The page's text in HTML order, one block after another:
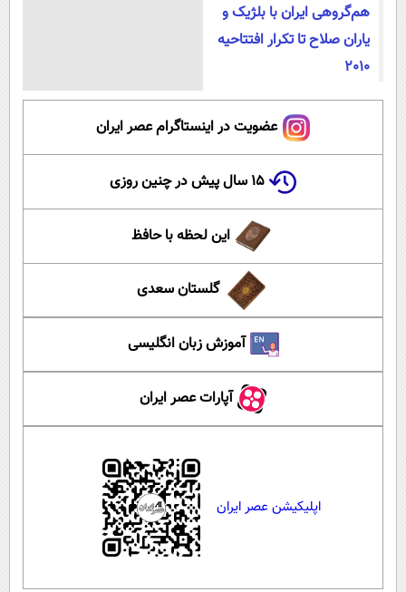
هم‌گروهی ایران با بلژیک و
یاران صلاح تا تکرار افتتاحیه
2010
عضویت در اینستاگرام عصر ایران
۱۵ سال پیش در چنین روزی
این لحظه با حافظ
گلستان سعدی
آموزش زبان انگلیسی
آپارات عصر ایران
اپلیکیشن عصر ایران